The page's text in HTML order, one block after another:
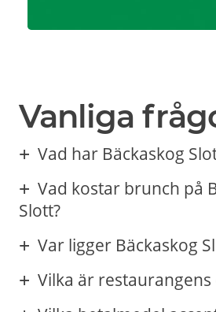
Vanliga
Vad har Bäckaskog
Vad kostar brunch på
Slott?
Var ligger Bäckaskog
Vilka är